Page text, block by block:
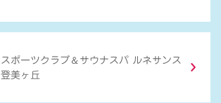
スポーツクラブ ＆ サウナスパ ルネサンス
登美ヶ丘